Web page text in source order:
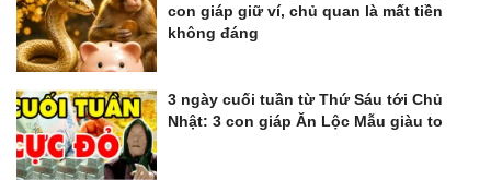
con giáp giữ ví, chủ quan là mất tiền
không đáng
3 ngày cuối tuần từ Thứ Sáu tới Chủ
Nhật: 3 con giáp Ăn Lộc Mẫu giàu to